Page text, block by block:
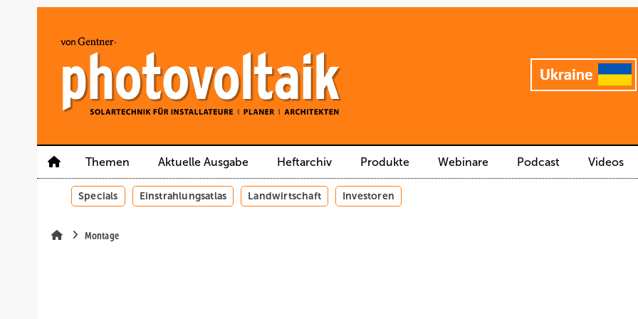
Themen Aktuelle Ausgabe Heftarchiv Produkte Webinare Podcast Videos
Specials Einstrahlungsatlas Landwirtschaft Investoren
Montage